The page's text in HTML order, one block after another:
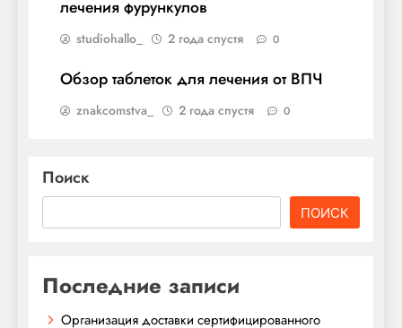
лечения фурункулов
studiohallo_ 2 года спустя 0
Обзор таблеток для лечения от ВПЧ
znakcomstva_ 2 года спустя 0
Поиск
ПОИСК
Последние записи
Организация доставки сертифицированного